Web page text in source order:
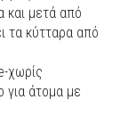
και μετά από
τα κύτταρα από
-χωρίς
για άτομα με